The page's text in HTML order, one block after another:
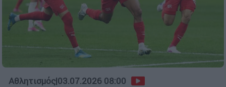
Αθλητισμός|03.07.2026 08:00